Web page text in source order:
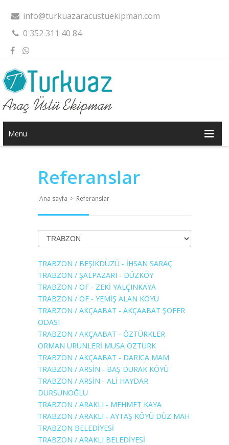
info@turkuazaracustuekipman.com
0 352 311 40 84
Menu
Referanslar
Ana sayfa > Referanslar
TRABZON / BEŞİKDÜZÜ - İHSAN SARAÇ
TRABZON / ŞALPAZARI - DÜZKÖY
TRABZON / OF - ZEKİ YALÇINKAYA
TRABZON / OF - YEMİŞ ALAN KÖYÜ
TRABZON / AKÇAABAT - AKÇAABAT ŞOFER
ODASI
TRABZON / AKÇAABAT - ÖZTÜRKLER
ORMAN ÜRÜNLERİ MUSA ÖZTÜRK
TRABZON / AKÇAABAT - DARICA MAM
TRABZON / ARSİN - BAŞ DURAK KÖYÜ
TRABZON / ARSİN - ALİ HAYDAR
DURSUNOĞLU
TRABZON / ARAKLI - MEHMET KAYA
TRABZON / ARAKLI - AYTAŞ KÖYÜ DÜZ MAH
TRABZON BELEDİYESİ
TRABZON / ARAKLI BELEDİYESİ